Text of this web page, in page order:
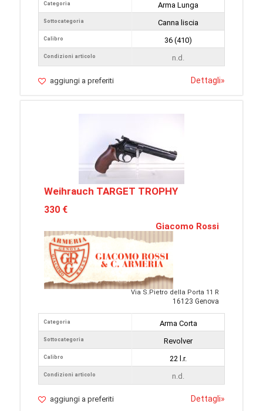
Categoria
Sottocategoria
Calibro
Condizioni articolo
Arma Lunga
Canna liscia
36 (410)
n.d.
aggiungi a preferiti Dettagli»
Weihrauch TARGET TROPHY
330 €
Giacomo Rossi
Via S.Pietro della Porta 11 R
16123 Genova
Categoria
Sottocategoria
Calibro
Condizioni articolo
Arma Corta
Revolver
22 l.r.
n.d.
aggiungi a preferiti Dettagli»